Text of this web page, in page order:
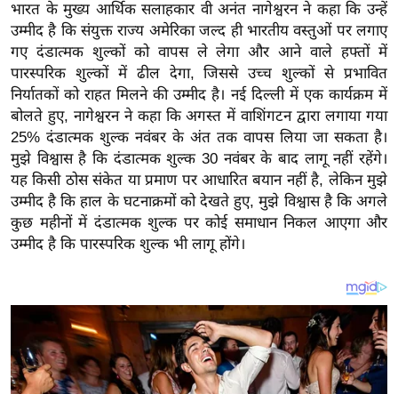
त
वि
शे
ष
ज्ञ
रा
य
ब
ज
ट
क्रि
ट
I
भारत के मुख्य आर्थिक सलाहकार वी अनंत नागेश्वरन ने कहा कि उन्हें
उम्मीद है कि संयुक्त राज्य अमेरिका जल्द ही भारतीय वस्तुओं पर लगाए
गए दंडात्मक शुल्कों को वापस ले लेगा और आने वाले हफ्तों में
पारस्परिक शुल्कों में ढील देगा, जिससे उच्च शुल्कों से प्रभावित
निर्यातकों को राहत मिलने की उम्मीद है। नई दिल्ली में एक कार्यक्रम में
बोलते हुए, नागेश्वरन ने कहा कि अगस्त में वाशिंगटन द्वारा लगाया गया
25% दंडात्मक शुल्क नवंबर के अंत तक वापस लिया जा सकता है।
मुझे विश्वास है कि दंडात्मक शुल्क 30 नवंबर के बाद लागू नहीं रहेंगे।
यह किसी ठोस संकेत या प्रमाण पर आधारित बयान नहीं है, लेकिन मुझे
उम्मीद है कि हाल के घटनाक्रमों को देखते हुए, मुझे विश्वास है कि अगले
कुछ महीनों में दंडात्मक शुल्क पर कोई समाधान निकल आएगा और
उम्मीद है कि पारस्परिक शुल्क भी लागू होंगे।